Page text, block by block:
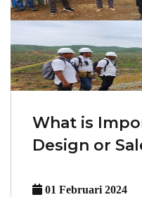
What is
Design or
01 Februari 2024